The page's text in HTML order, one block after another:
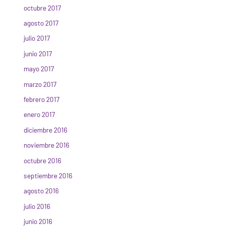
octubre 2017
agosto 2017
julio 2017
junio 2017
mayo 2017
marzo 2017
febrero 2017
enero 2017
diciembre 2016
noviembre 2016
octubre 2016
septiembre 2016
agosto 2016
julio 2016
junio 2016